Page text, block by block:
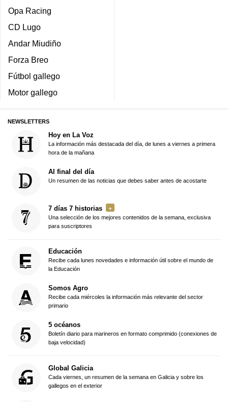
Opa Racing
CD Lugo
Andar Miudiño
Forza Breo
Fútbol gallego
Motor gallego
NEWSLETTERS
Hoy en La Voz
La información más destacada del día, de lunes a viernes a primera
hora de la mañana
Al final del día
Un resumen de las noticias que debes saber antes de acostarte
7 días 7 historias
Una selección de los mejores contenidos de la semana, exclusiva
para suscriptores
Educación
Recibe cada lunes novedades e información útil sobre el mundo de
la Educación
Somos Agro
Recibe cada miércoles la información más relevante del sector
primario
5 océanos
Boletín diario para marineros en formato comprimido (conexiones de
baja velocidad)
Global Galicia
Cada viernes, un resumen de la semana en Galicia y sobre los
gallegos en el exterior